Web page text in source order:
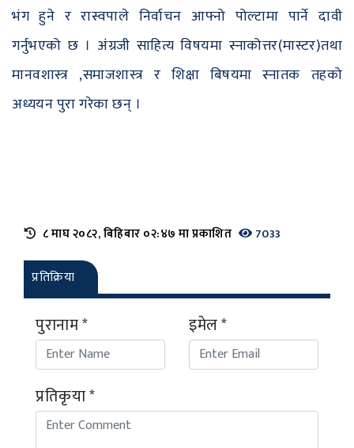
भंग हुने र रास्वपाले निर्वाचन आफ्नो पोल्टामा पार्ने दावी
गर्नुभएको छ । अंंग्रजी साहित्य विषयमा स्नाकोत्तर(मास्टर)तथा
मानवशास्त्र ,समाजशास्त्र र शिक्षा बिषयमा स्नातक तहको
अध्ययन पुरा गरेका छन् ।
८ माघ २०८२, बिहिबार ०२:४७ मा प्रकाशित 7033
प्रतिक्रिया
पुरानाम * इमेल *
प्रतिकृया *